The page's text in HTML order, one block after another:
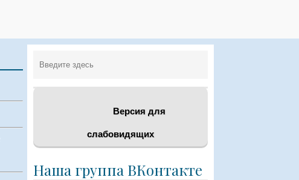
Версия для
слабовидящих
Наша группа ВКонтакте